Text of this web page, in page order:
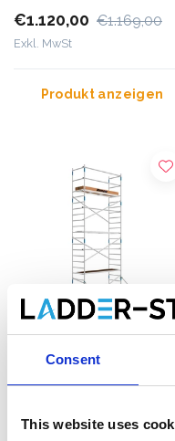
Consent
This website uses
€1.120,00 €1.169,00
Exkl. MwSt
Produkt anzeigen